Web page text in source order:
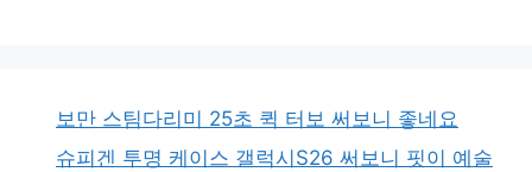
보만 스팀다리미 25초 퀵 터보 써보니 좋네요
슈피겐 투명 케이스 갤럭시S26 써보니 핏이 예술